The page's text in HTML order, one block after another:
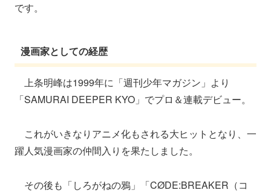
です。
漫画家としての経歴
上条明峰は1999年に「週刊少年マガジン」より
「SAMURAI DEEPER KYO」でプロ＆連載デビュー。
これがいきなりアニメ化もされる大ヒットとなり、一
躍人気漫画家の仲間入りを果たしました。
その後も「しろがねの鴉」「CØDE:BREAKER（コ